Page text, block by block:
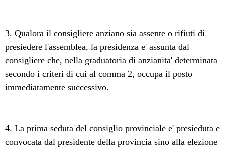
3. Qualora il consigliere anziano sia assente o rifiuti di
presiedere l'assemblea, la presidenza e' assunta dal
consigliere che, nella graduatoria di anzianita' determinata
secondo i criteri di cui al comma 2, occupa il posto
immediatamente successivo.
4. La prima seduta del consiglio provinciale e' presieduta e
convocata dal presidente della provincia sino alla elezione